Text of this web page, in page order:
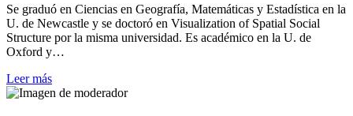
Se graduó en Ciencias en Geografía, Matemáticas y Estadística en la
U. de Newcastle y se doctoró en Visualization of Spatial Social
Structure por la misma universidad. Es académico en la U. de
Oxford y…
Leer más